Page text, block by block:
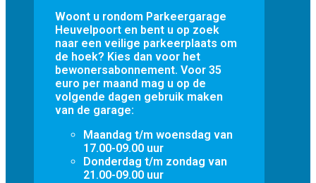
Woont u rondom Parkeergarage
Heuvelpoort en bent u op zoek
naar een veilige parkeerplaats om
de hoek? Kies dan voor het
bewonersabonnement. Voor 35
euro per maand mag u op de
volgende dagen gebruik maken
van de garage:
Maandag t/m woensdag van
17.00-09.00 uur
Donderdag t/m zondag van
21.00-09.00 uur